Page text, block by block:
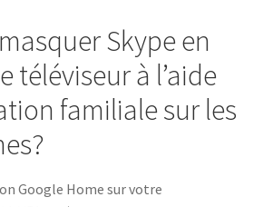
Skype en
téléviseur à l’aide
familiale sur les
Google Home sur votre